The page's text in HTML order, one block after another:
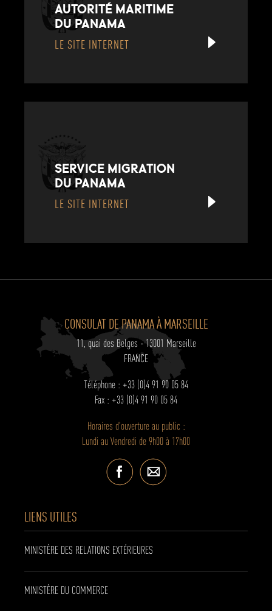
AUTORITÉ MARITIME
DU PANAMA
LE SITE INTERNET
SERVICE MIGRATION
DU PANAMA
LE SITE INTERNET
CONSULAT DE PANAMA À MARSEILLE
11, quai des Belges - 13001 Marseille
FRANCE
Téléphone : +33 (0)4 91 90 05 84
Fax : +33 (0)4 91 90 05 84
Horaires d'ouverture au public :
Lundi au Vendredi de 9h00 à 17h00
LIENS UTILES
MINISTÈRE DES RELATIONS EXTÉRIEURES
MINISTÈRE DU COMMERCE